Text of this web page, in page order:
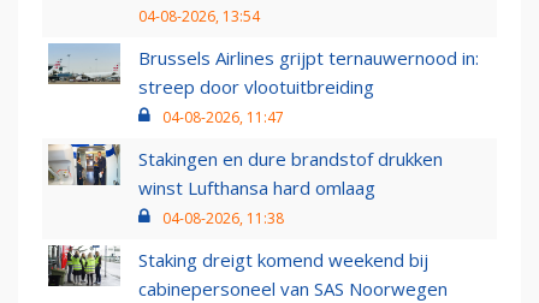
04-08-2026, 13:54
Brussels Airlines grijpt ternauwernood in:
streep door vlootuitbreiding
04-08-2026, 11:47
Stakingen en dure brandstof drukken
winst Lufthansa hard omlaag
04-08-2026, 11:38
Staking dreigt komend weekend bij
cabinepersoneel van SAS Noorwegen